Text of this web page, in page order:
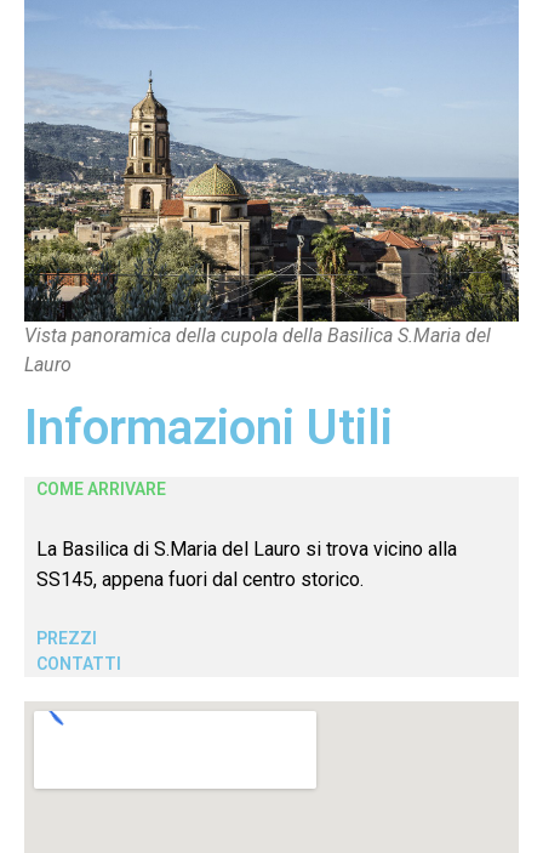
Vista panoramica della cupola della Basilica S.Maria del
Lauro
Informazioni Utili
COME ARRIVARE
La Basilica di S.Maria del Lauro si trova vicino alla
SS145, appena fuori dal centro storico.
PREZZI
CONTATTI